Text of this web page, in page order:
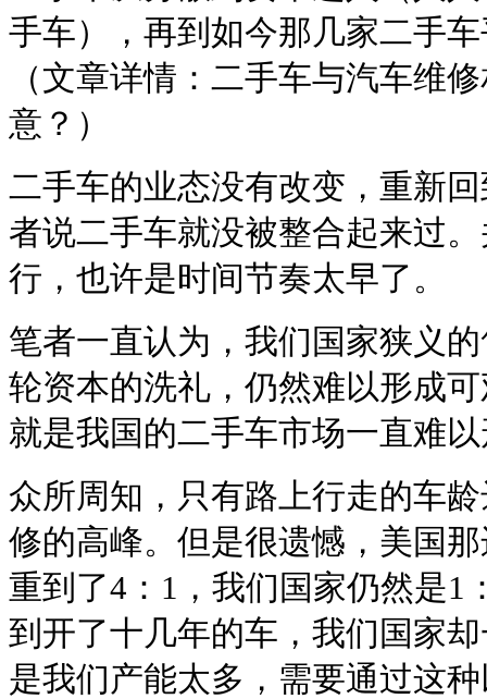
手车），再到如今那几家二手
（文章详情：二手车与汽车维
意？）
二手车的业态没有改变，重新
者说二手车就没被整合起来过
行，也许是时间节奏太早了。
笔者一直认为，我们国家狭义
轮资本的洗礼，仍然难以形成
就是我国的二手车市场一直难
众所周知，只有路上行走的车
修的高峰。但是很遗憾，美国
重到了4：1，我们国家仍然是1
到开了十几年的车，我们国家
是我们产能太多，需要通过这